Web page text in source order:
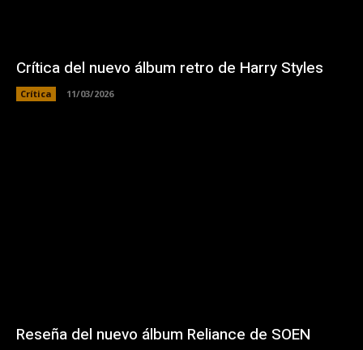
Crítica del nuevo álbum retro de Harry Styles
Crítica 11/03/2026
Reseña del nuevo álbum Reliance de SOEN